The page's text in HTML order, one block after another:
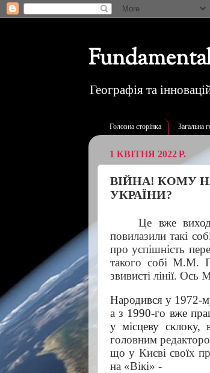
Географія та
Головна сторінка Загальна
1 КВІТНЯ 2022 Р.
ВІЙНА! КОМУ
УКРАЇНИ?
Це вже
повилазили такі
про успішність
такого собі М.М.
звивисті лінії.
Народився у 1972-
а з 1990-го вже
у місцеву склоку,
головним
що у Києві своїх
на «Вікі» -